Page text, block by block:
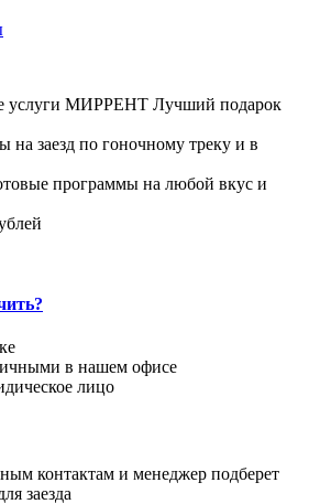
услуги МИРРЕНТ Лучший подарок
заезд по гоночному треку и в
программы на любой вкус и
в нашем офисе
лицо
контактам и менеджер подберет
заезда